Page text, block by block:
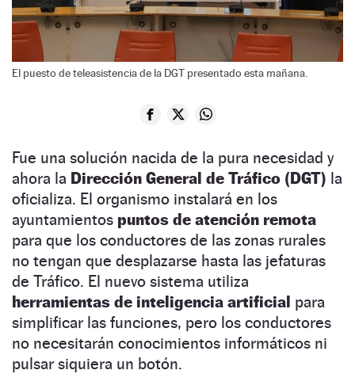
El puesto de teleasistencia de la DGT presentado esta mañana.
Fue una solución nacida de la pura necesidad y
ahora la Dirección General de Tráfico (DGT) la
oficializa. El organismo instalará en los
ayuntamientos puntos de atención remota
para que los conductores de las zonas rurales
no tengan que desplazarse hasta las jefaturas
de Tráfico. El nuevo sistema utiliza
herramientas de inteligencia artificial para
simplificar las funciones, pero los conductores
no necesitarán conocimientos informáticos ni
pulsar siquiera un botón.